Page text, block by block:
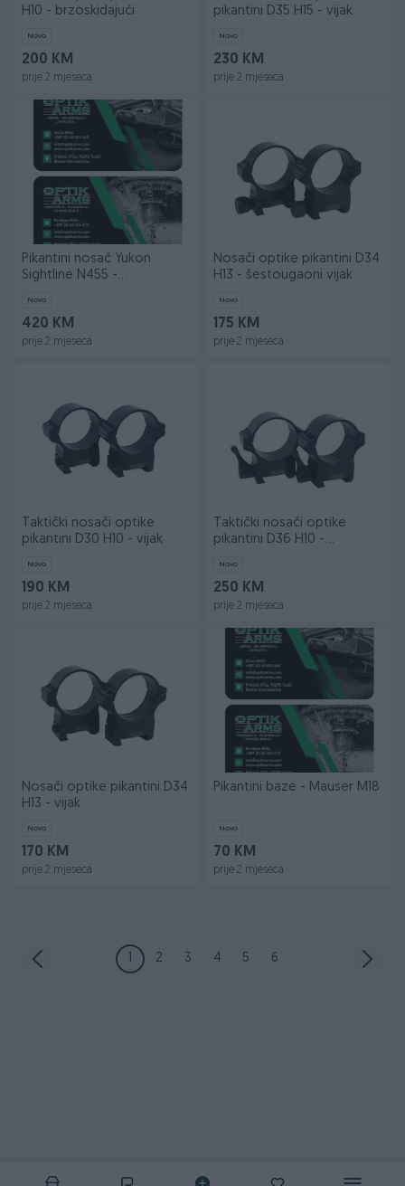
H10 - brzoskidajući
Novo
200 KM
prije 2 mjeseca
pikantini D35 H15 - vijak
Novo
230 KM
prije 2 mjeseca
Pikantini nosač Yukon
Sightline N455 -
Novo
420 KM
prije 2 mjeseca
Nosači optike pikantini D34
H13 - šestougaoni vijak
Novo
175 KM
prije 2 mjeseca
Taktički nosači optike
pikantini D30 H10 - vijak
Novo
190 KM
prije 2 mjeseca
Taktički nosači optike
pikantini D36 H10 -
Novo
250 KM
prije 2 mjeseca
Nosači optike pikantini D34
H13 - vijak
Novo
170 KM
prije 2 mjeseca
Pikantini baze - Mauser M18
Novo
70 KM
prije 2 mjeseca
1 2 3 4 5 6